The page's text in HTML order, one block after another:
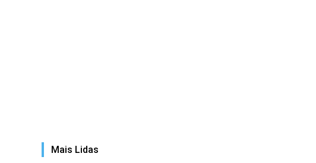
Mais Lidas